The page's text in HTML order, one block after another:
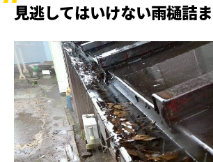
見逃してはいけない雨樋詰